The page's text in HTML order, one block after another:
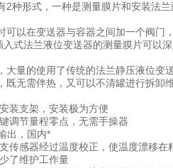
2种形式，一种是测量膜片和安装法
可以在变送器与容器之间加一个阀
式法兰液位变送器的测量膜片可以
大量的使用了传统的法兰静压液位变
既无需伴热，又可以不清罐进行拆卸
装支架，安装极为方便
调节量程零点，无需手操器
出，国内*
传感器经过温度校正，使温度漂移在
了维护工作量